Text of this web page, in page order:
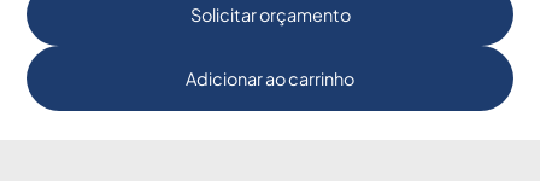
Solicitar orçamento
Adicionar ao carrinho